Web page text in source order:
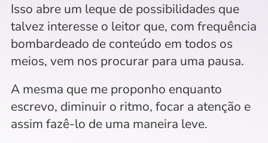
Isso abre um leque de possibilidades que
talvez interesse o leitor que, com frequência
bombardeado de conteúdo em todos os
meios, vem nos procurar para uma pausa.
A mesma que me proponho enquanto
escrevo, diminuir o ritmo, focar a atenção e
assim fazê-lo de uma maneira leve.